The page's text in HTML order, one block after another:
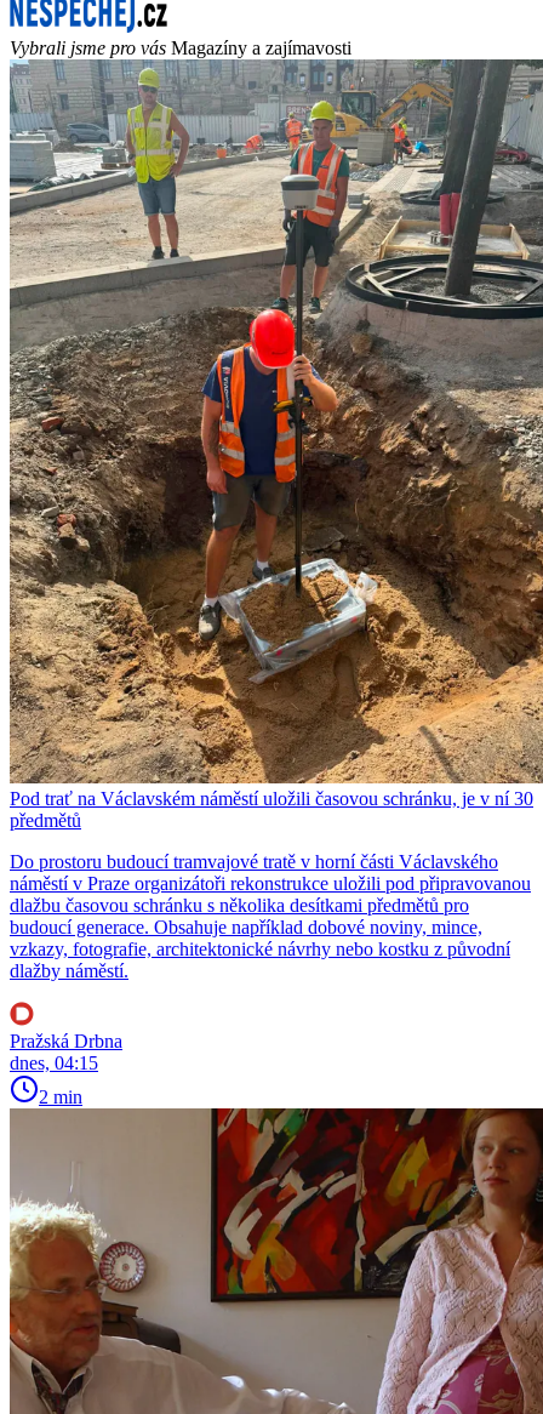
Vybrali jsme pro vás Magazíny a zajímavosti
Pod trať na Václavském náměstí uložili časovou schránku, je v ní 30
předmětů
Do prostoru budoucí tramvajové tratě v horní části Václavského
náměstí v Praze organizátoři rekonstrukce uložili pod připravovanou
dlažbu časovou schránku s několika desítkami předmětů pro
budoucí generace. Obsahuje například dobové noviny, mince,
vzkazy, fotografie, architektonické návrhy nebo kostku z původní
dlažby náměstí.
Pražská Drbna
dnes, 04:15
2 min